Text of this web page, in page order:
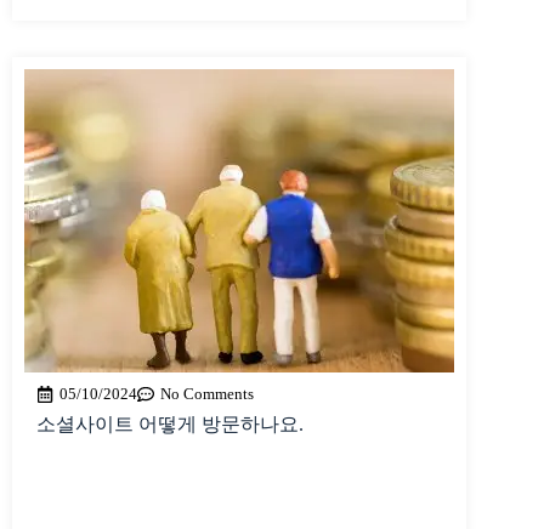
05/10/2024 No Comments
소셜사이트 어떻게 방문하나요.